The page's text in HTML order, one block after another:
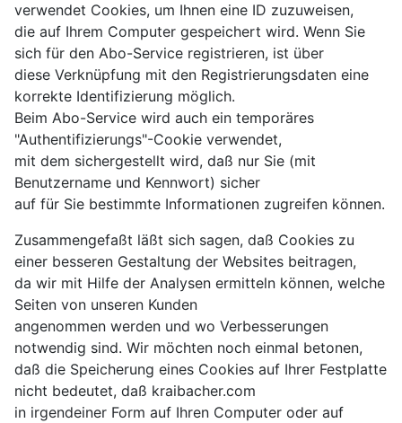
verwendet Cookies, um Ihnen eine ID zuzuweisen,
die auf Ihrem Computer gespeichert wird. Wenn Sie
sich für den Abo-Service registrieren, ist über
diese Verknüpfung mit den Registrierungsdaten eine
korrekte Identifizierung möglich.
Beim Abo-Service wird auch ein temporäres
"Authentifizierungs"-Cookie verwendet,
mit dem sichergestellt wird, daß nur Sie (mit
Benutzername und Kennwort) sicher
auf für Sie bestimmte Informationen zugreifen können.
Zusammengefaßt läßt sich sagen, daß Cookies zu
einer besseren Gestaltung der Websites beitragen,
da wir mit Hilfe der Analysen ermitteln können, welche
Seiten von unseren Kunden
angenommen werden und wo Verbesserungen
notwendig sind. Wir möchten noch einmal betonen,
daß die Speicherung eines Cookies auf Ihrer Festplatte
nicht bedeutet, daß kraibacher.com
in irgendeiner Form auf Ihren Computer oder auf